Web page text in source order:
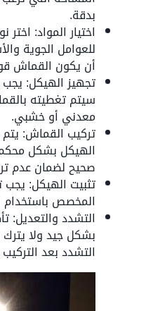
بدقة.
اختيار المواد:
للعوامل الجوية
أن يكون القماش
تجهيز الهيكل: يجب
سيتم تغطيته
معدني أو خشبي.
تركيب القماش:
الهيكل بشكل
صحيح لضمان عدم
تثبيت الهيكل:
المخصص باستخدام
التشدد
بشكل جيد ولا
التشدد بعد